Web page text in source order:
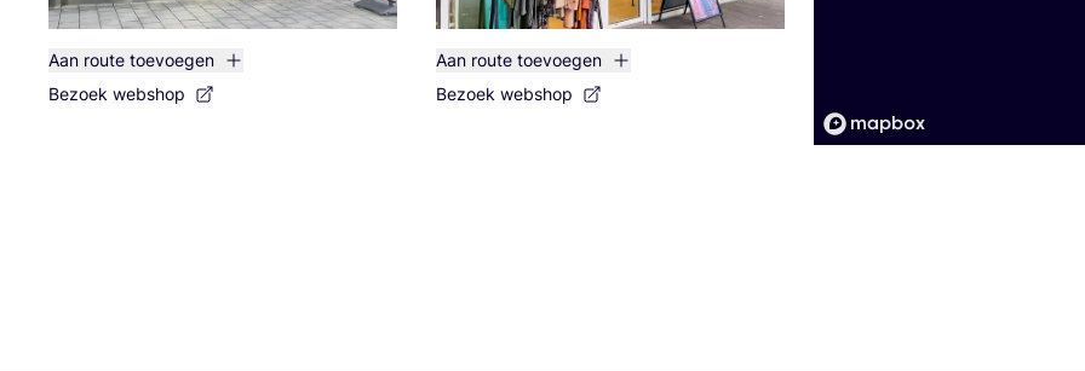
Aan route toevoegen
Bezoek webshop
Aan route toevoegen
Bezoek webshop